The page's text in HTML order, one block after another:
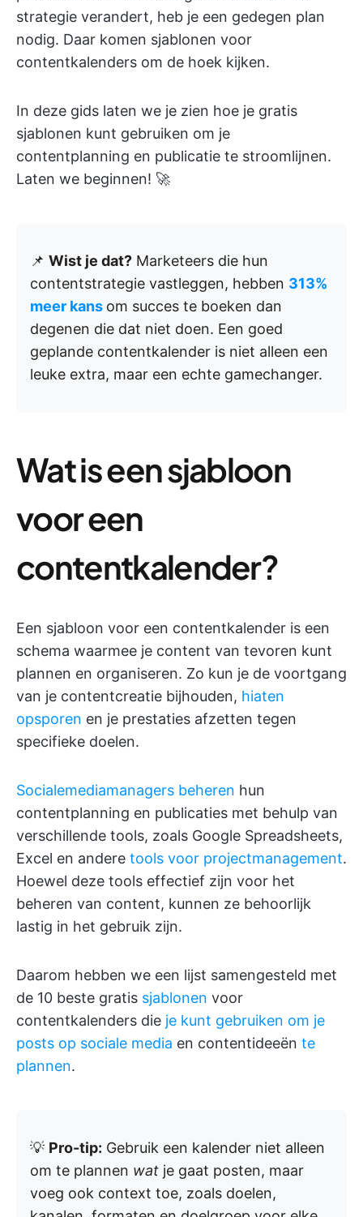
strategie verandert, heb je een gedegen plan
nodig. Daar komen sjablonen voor
contentkalenders om de hoek kijken.
In deze gids laten we je zien hoe je gratis
sjablonen kunt gebruiken om je
contentplanning en publicatie te stroomlijnen.
Laten we beginnen! 🚀
📌 Wist je dat? Marketeers die hun
contentstrategie vastleggen, hebben 313%
meer kans om succes te boeken dan
degenen die dat niet doen. Een goed
geplande contentkalender is niet alleen een
leuke extra, maar een echte gamechanger.
Wat is een sjabloon
voor een
contentkalender?
Een sjabloon voor een contentkalender is een
schema waarmee je content van tevoren kunt
plannen en organiseren. Zo kun je de voortgang
van je contentcreatie bijhouden, hiaten
opsporen en je prestaties afzetten tegen
specifieke doelen.
Socialemediamanagers beheren hun
contentplanning en publicaties met behulp van
verschillende tools, zoals Google Spreadsheets,
Excel en andere tools voor projectmanagement.
Hoewel deze tools effectief zijn voor het
beheren van content, kunnen ze behoorlijk
lastig in het gebruik zijn.
Daarom hebben we een lijst samengesteld met
de 10 beste gratis sjablonen voor
contentkalenders die je kunt gebruiken om je
posts op sociale media en contentideeën te
plannen.
💡 Pro-tip: Gebruik een kalender niet alleen
om te plannen wat je gaat posten, maar
voeg ook context toe, zoals doelen,